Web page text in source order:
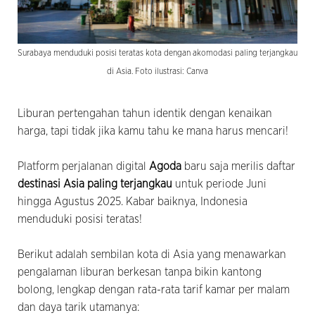
Surabaya menduduki posisi teratas kota dengan akomodasi paling terjangkau
di Asia. Foto ilustrasi: Canva
Liburan pertengahan tahun identik dengan kenaikan
harga, tapi tidak jika kamu tahu ke mana harus mencari!
Platform perjalanan digital Agoda baru saja merilis daftar
destinasi Asia paling terjangkau untuk periode Juni
hingga Agustus 2025. Kabar baiknya, Indonesia
menduduki posisi teratas!
Berikut adalah sembilan kota di Asia yang menawarkan
pengalaman liburan berkesan tanpa bikin kantong
bolong, lengkap dengan rata-rata tarif kamar per malam
dan daya tarik utamanya: